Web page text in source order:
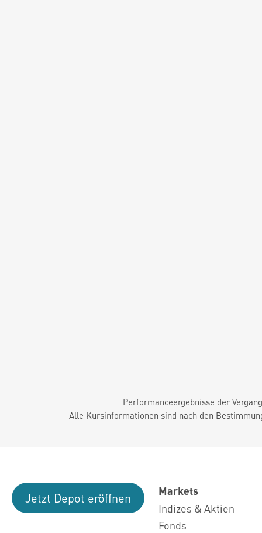
Performanceergebnisse der
Alle Kursinformationen sind nach den
Jetzt Depot eröffnen
Markets
Indizes & Aktien
Fonds